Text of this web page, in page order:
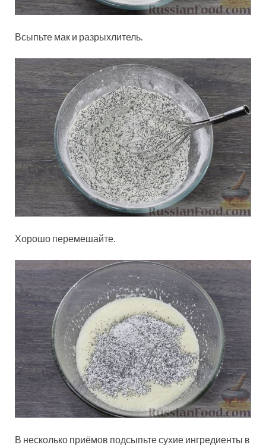
Всыпьте мак и разрыхлитель.
Хорошо перемешайте.
В несколько приёмов подсыпьте сухие ингредиенты в